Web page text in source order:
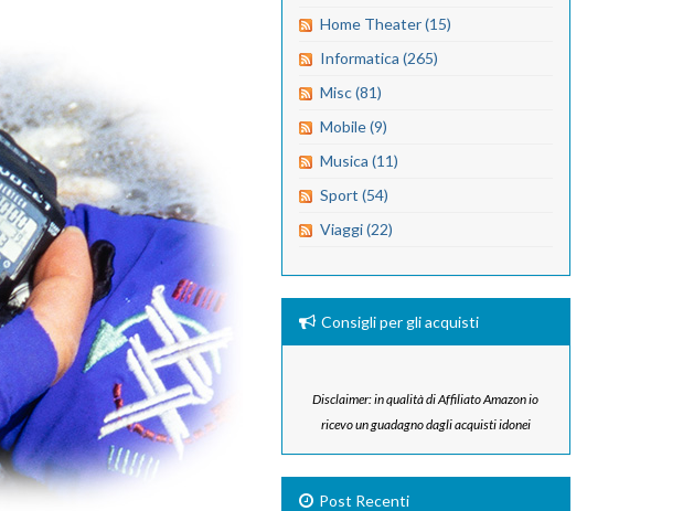
Home Theater (15)
Informatica (265)
Misc (81)
Mobile (9)
Musica (11)
Sport (54)
Viaggi (22)
Consigli per gli acquisti
Disclaimer: in qualità di Affiliato Amazon io
ricevo un guadagno dagli acquisti idonei
Post Recenti